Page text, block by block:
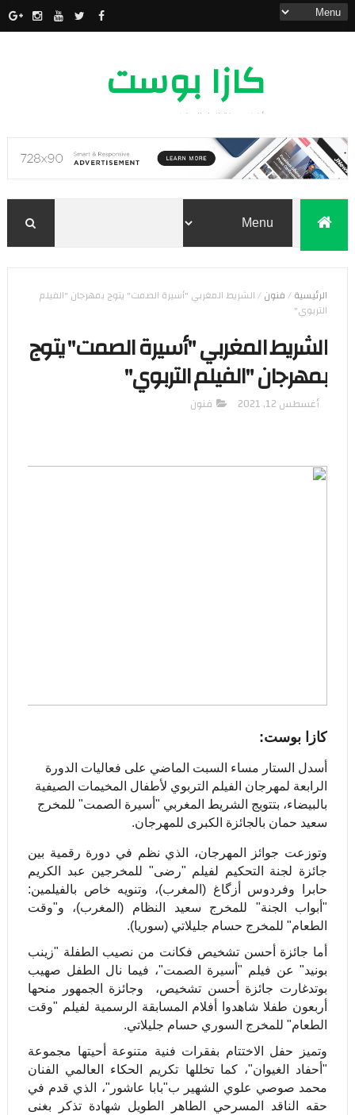
كازا بوست
أخبار مدينة الدار البيضاء
الرئيسية/فنون/الشريط المغربي "أسيرة الصمت" يتوج بمهرجان "الفيلم
التربوي"
الشريط المغربي "أسيرة الصمت" يتوج
بمهرجان "الفيلم التربوي"
أغسطس 12, 2021 فنون
كازا بوست:
أسدل الستار مساء السبت الماضي على فعاليات الدورة
الرابعة لمهرجان الفيلم التربوي لأطفال المخيمات الصيفية
بالبيضاء، بتتويج الشريط المغربي "أسيرة الصمت" للمخرج
سعيد حمان بالجائزة الكبرى للمهرجان.
وتوزعت جوائز المهرجان، الذي نظم في دورة رقمية بين
جائزة لجنة التحكيم لفيلم "رضى" للمخرجين عبد الكريم
حابرا وفردوس أزگاغ (المغرب)، وتنويه خاص بالفيلمين:
"أبواب الجنة" للمخرج سعيد النظام (المغرب)، و"وقت
الطعام" للمخرج حسام جليلاتي (سوريا).
أما جائزة أحسن تشخيص فكانت من نصيب الطفلة "زينب
بونيد" عن فيلم "أسيرة الصمت"، فيما نال الطفل صهيب
بوتدغارت جائزة أحسن تشخيص، وجائزة الجمهور منحها
أربعون طفلا شاهدوا أفلام المسابقة الرسمية لفيلم "وقت
الطعام" للمخرج السوري حسام جليلاتي.
وتميز حفل الاختتام بفقرات فنية متنوعة أحيتها مجموعة
"أحفاد الغيوان"، كما تخللها تكريم الحكاء العالمي الفنان
محمد صوصي علوي الشهير ب"بابا عاشور"، الذي قدم في
حقه الناقد المسرحي الطاهر الطويل شهادة تذكر بغنى